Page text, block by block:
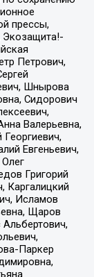
прессы,
Экозащита!-
Петрович,
Шнырова
Сидорович
Валерьевна,
Евгеньевич,
Григорий
Каргалицкий
Исламов
Щаров
Паркер